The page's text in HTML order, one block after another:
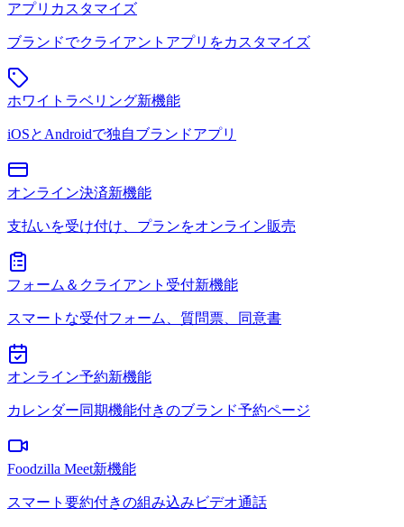
アプリカスタマイズ
ブランドでクライアントアプリをカスタマイズ
ホワイトラベリング新機能
iOSとAndroidで独自ブランドアプリ
オンライン決済新機能
支払いを受け付け、プランをオンライン販売
フォーム＆クライアント受付新機能
スマートな受付フォーム、質問票、同意書
オンライン予約新機能
カレンダー同期機能付きのブランド予約ページ
Foodzilla Meet新機能
スマート要約付きの組み込みビデオ通話